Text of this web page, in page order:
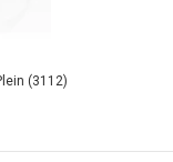
(3112)